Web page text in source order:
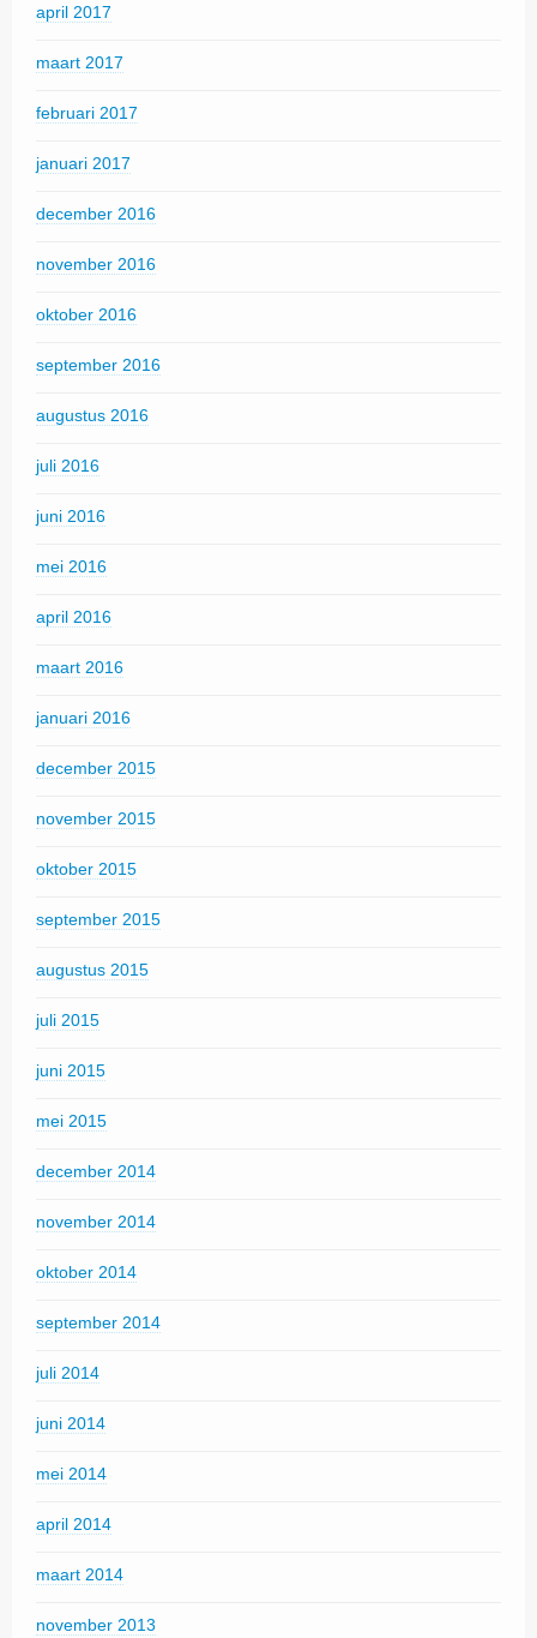
april 2017
maart 2017
februari 2017
januari 2017
december 2016
november 2016
oktober 2016
september 2016
augustus 2016
juli 2016
juni 2016
mei 2016
april 2016
maart 2016
januari 2016
december 2015
november 2015
oktober 2015
september 2015
augustus 2015
juli 2015
juni 2015
mei 2015
december 2014
november 2014
oktober 2014
september 2014
juli 2014
juni 2014
mei 2014
april 2014
maart 2014
november 2013